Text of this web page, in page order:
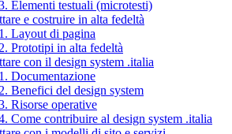
Elementi testuali (microtesti)
e costruire in alta fedeltà
Layout di pagina
Prototipi in alta fedeltà
con il design system .italia
Documentazione
Benefici del design system
Risorse operative
Come contribuire al design system .italia